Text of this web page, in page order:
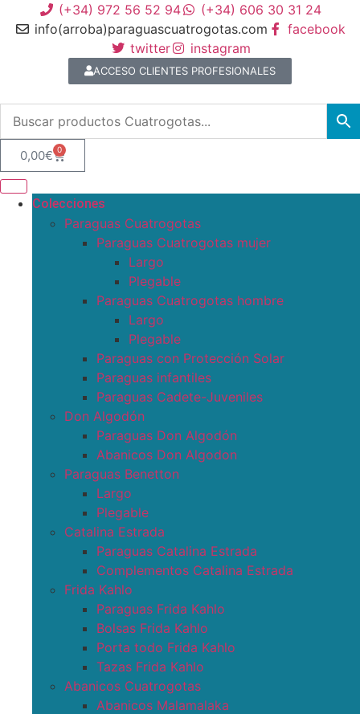
(+34) 972 56 52 94
(+34) 606 30 31 24
info(arroba)paraguascuatrogotas.com
facebook
twitter
instagram
ACCESO CLIENTES PROFESIONALES
0,00€ 0
Colecciones
Paraguas Cuatrogotas
Paraguas Cuatrogotas mujer
Largo
Plegable
Paraguas Cuatrogotas hombre
Largo
Plegable
Paraguas con Protección Solar
Paraguas infantiles
Paraguas Cadete-Juveniles
Don Algodón
Paraguas Don Algodón
Abanicos Don Algodon
Paraguas Benetton
Largo
Plegable
Catalina Estrada
Paraguas Catalina Estrada
Complementos Catalina Estrada
Frida Kahlo
Paraguas Frida Kahlo
Bolsas Frida Kahlo
Porta todo Frida Kahlo
Tazas Frida Kahlo
Abanicos Cuatrogotas
Abanicos Malamalaka